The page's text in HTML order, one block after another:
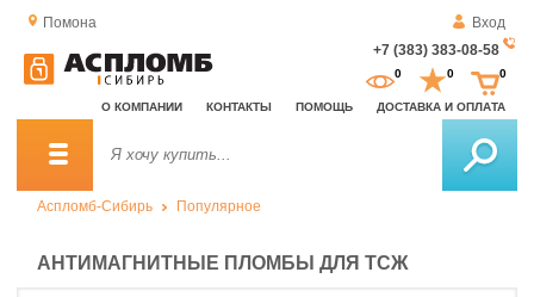
Помона
Вход
+7 (383) 383-08-58
О КОМПАНИИ КОНТАКТЫ ПОМОЩЬ ДОСТАВКА И ОПЛАТА
0 0 0
Аспломб-Сибирь Популярное
АНТИМАГНИТНЫЕ ПЛОМБЫ ДЛЯ ТСЖ